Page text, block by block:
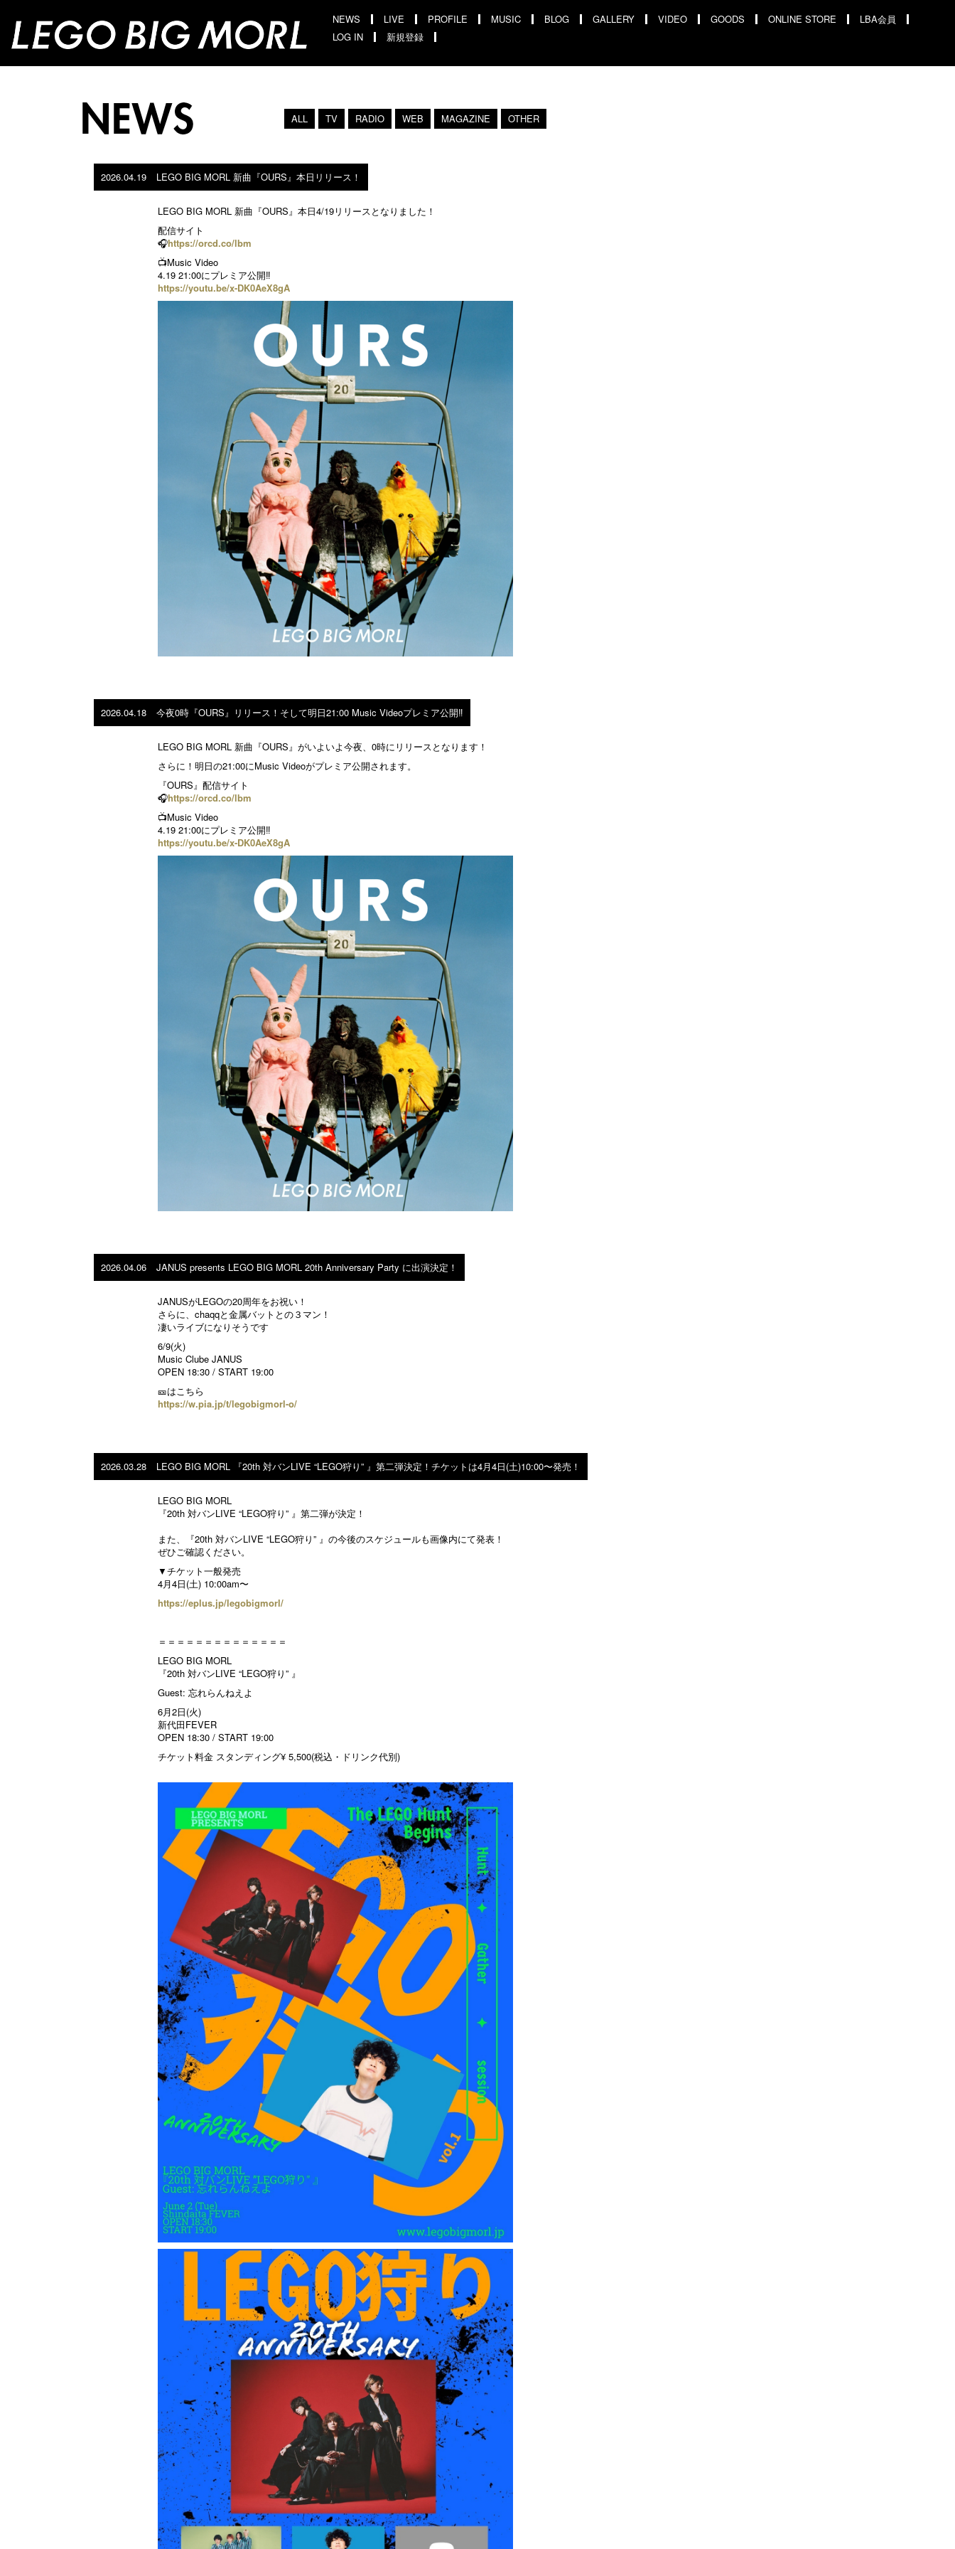
NEWS LIVE PROFILE MUSIC BLOG GALLERY VIDEO GOODS ONLINE STORE
LBA会員
LOG IN
新規登録
ALL TV RADIO WEB MAGAZINE OTHER
2026.04.19 LEGO BIG MORL 新曲『OURS』本日リリース！
LEGO BIG MORL 新曲『OURS』本日4/19リリースとなりました！
配信サイト
🎧https://orcd.co/lbm
📺Music Video
4.19 21:00にプレミア公開‼️
https://youtu.be/x-DK0AeX8gA
2026.04.18 今夜0時『OURS』リリース！そして明日21:00 Music Videoプレミア公開‼️
LEGO BIG MORL 新曲『OURS』がいよいよ今夜、0時にリリースとなります！
さらに！明日の21:00にMusic Videoがプレミア公開されます。
『OURS』配信サイト
🎧https://orcd.co/lbm
📺Music Video
4.19 21:00にプレミア公開‼️
https://youtu.be/x-DK0AeX8gA
2026.04.06 JANUS presents LEGO BIG MORL 20th Anniversary Party に出演決定！
JANUSがLEGOの20周年をお祝い！
さらに、chaqqと金属バットとの３マン！
凄いライブになりそうです
6/9(火)
Music Clube JANUS
OPEN 18:30 / START 19:00
🎫はこちら
https://w.pia.jp/t/legobigmorl-o/
2026.03.28 LEGO BIG MORL 『20th 対バンLIVE “LEGO狩り” 』第二弾決定！チケットは4月4日(土)10:00〜発売！
LEGO BIG MORL
『20th 対バンLIVE “LEGO狩り” 』第二弾が決定！
また、『20th 対バンLIVE “LEGO狩り” 』の今後のスケジュールも画像内にて発表！
ぜひご確認ください。
▼チケット一般発売
4月4日(土) 10:00am〜
https://eplus.jp/legobigmorl/
＝＝＝＝＝＝＝＝＝＝＝＝＝＝
LEGO BIG MORL
『20th 対バンLIVE “LEGO狩り” 』
Guest: 忘れらんねえよ
6月2日(火)
新代田FEVER
OPEN 18:30 / START 19:00
チケット料金 スタンディング¥ 5,500(税込・ドリンク代別)